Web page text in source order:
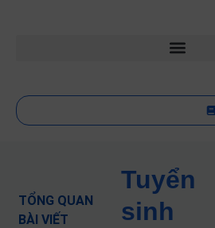
TỔNG QUAN
BÀI VIẾT
Tuyển
sinh